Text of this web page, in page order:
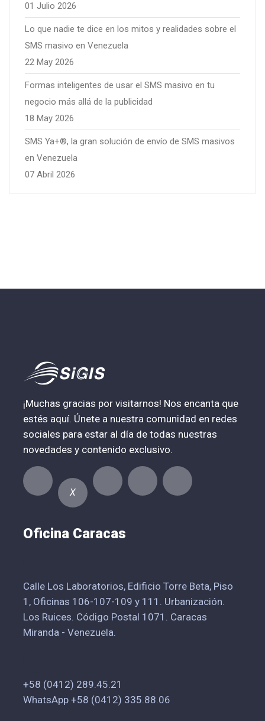
01 Julio 2026
Lo que nadie te dice en los mitos y realidades sobre el
SMS masivo en Venezuela
22 May 2026
Formas inteligentes de usar el SMS masivo en tu
negocio más allá de la publicidad
18 May 2026
SMS Ya+®, la gran solución de envío de SMS masivos
en Venezuela
07 Abril 2026
¡Muchas gracias por visitarnos! Nos encanta que
estés aquí. Únete a nuestra comunidad en redes
sociales para estar al día de todas nuestras
novedades y contenido exclusivo.
X
Oficina Caracas
Calle Los Laboratorios, Edificio Torre Beta, Piso
1, Oficinas 106-107-109 y 111. Urbanización.
Los Ruices. Código Postal 1071. Caracas
Miranda - Venezuela.
+58 (0412) 289.45.21
WhatsApp +58 (0412) 335.88.06